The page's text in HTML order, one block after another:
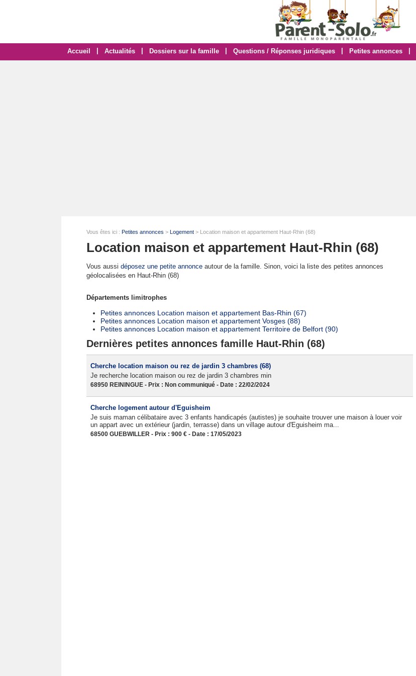
Accueil Actualités Dossiers sur la famille Questions / Réponses juridiques Petites annonces
Vous êtes ici : Petites annonces > Logement > Location maison et appartement Haut-Rhin (68)
Location maison et appartement Haut-Rhin (68)
Vous aussi déposez une petite annonce autour de la famille. Sinon, voici la liste des petites annonces
géolocalisées en Haut-Rhin (68)
Départements limitrophes
Petites annonces Location maison et appartement Bas-Rhin (67)
Petites annonces Location maison et appartement Vosges (88)
Petites annonces Location maison et appartement Territoire de Belfort (90)
Dernières petites annonces famille Haut-Rhin (68)
Cherche location maison ou rez de jardin 3 chambres (68)
Je recherche location maison ou rez de jardin 3 chambres min
68950 REININGUE - Prix : Non communiqué - Date : 22/02/2024
Cherche logement autour d'Eguisheim
Je suis maman célibataire avec 3 enfants handicapés (autistes) je souhaite trouver une maison à louer voir
un appart avec un extérieur (jardin, terrasse) dans un village autour d'Eguisheim ma...
68500 GUEBWILLER - Prix : 900 € - Date : 17/05/2023